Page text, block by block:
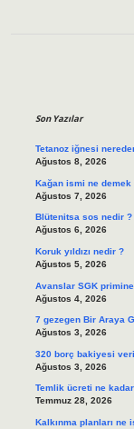
Son Yazılar
Tetanoz iğnesi
Ağustos 8, 2026
Kağan ismi ne demek
Ağustos 7, 2026
Blütenitsa sos nedir ?
Ağustos 6, 2026
Koruk yıldızı nedir ?
Ağustos 5, 2026
Avanslar SGK
Ağustos 4, 2026
7 gezegen Bir Araya
Ağustos 3, 2026
320 borç bakiyesi
Ağustos 3, 2026
Temlik ücreti ne
Temmuz 28, 2026
Kalkınma planları ne